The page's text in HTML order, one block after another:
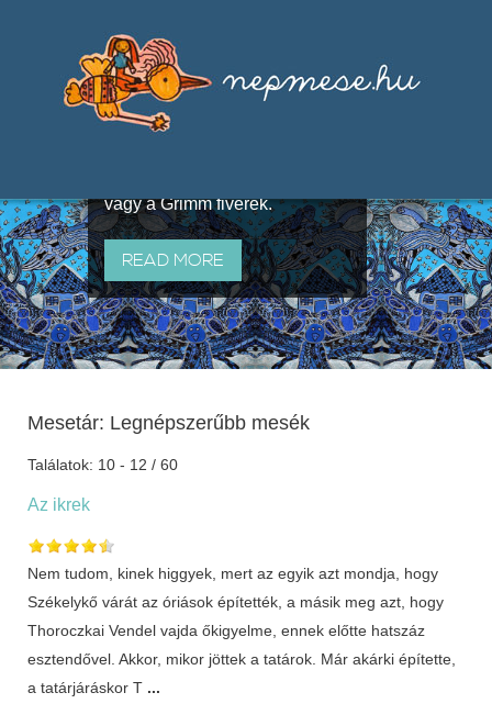
útján terjedő elbeszélésekből,
melyeket olyan ismert gyűjtők
állítottak össze, mint Benedek
vagy a Grimm fivérek.
READ MORE
Mesetár: Legnépszerűbb mesék
Találatok: 10 - 12 / 60
Az ikrek
Nem tudom, kinek higgyek, mert az egyik azt mondja, hogy
Székelykő várát az óriások építették, a másik meg azt, hogy
Thoroczkai Vendel vajda őkigyelme, ennek előtte hatszáz
esztendővel. Akkor, mikor jöttek a tatárok. Már akárki építette,
a tatárjáráskor T ...